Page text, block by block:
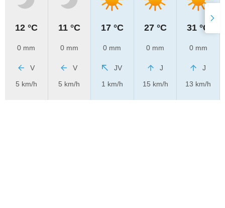
12 °C
0 mm
V
5 km/h
11 °C
0 mm
V
5 km/h
17 °C
0 mm
JV
1 km/h
27 °C
0 mm
J
15 km/h
31 °C
0 mm
J
13 km/h